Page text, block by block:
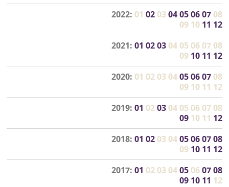
2022: 01 02 03 04 05 06 07 08
09 10 11 12
2021: 01 02 03 04 05 06 07 08
09 10 11 12
2020: 01 02 03 04 05 06 07 08
09 10 11 12
2019: 01 02 03 04 05 06 07 08
09 10 11 12
2018: 01 02 03 04 05 06 07 08
09 10 11 12
2017: 01 02 03 04 05 06 07 08
09 10 11 12